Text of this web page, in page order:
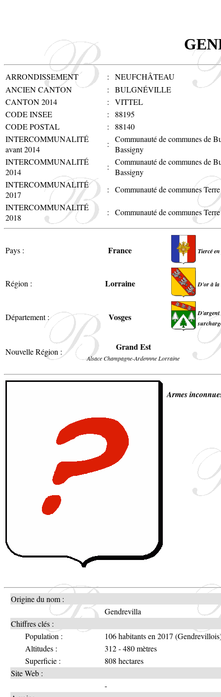
ARRONDISSEMENT :
NEUFCHÂTEAU
ANCIEN CANTON
:
BULGNÉVILLE
CANTON 2014
:
VITTEL
CODE INSEE
:
88195
CODE POSTAL
:
88140
INTERCOMMUNALITÉ
avant 2014
:
Communauté de communes de
Bassigny
INTERCOMMUNALITÉ
2014
:
Communauté de communes de
Bassigny
INTERCOMMUNALITÉ
2017
:
Communauté de communes
INTERCOMMUNALITÉ
2018
: Communauté de communes
Pays : France Tiercé
Région : Lorraine D'or à la
Département : Vosges
Nouvelle Région : Grand Est
Alsace Champagne-Ardennne Lorraine
Armes
Origine du nom :
Gendrevilla
Chiffres clés :
Population :
106 habitants en 2017
Altitudes :
312 - 480 mètres
Superficie :
808 hectares
Site Web :
-